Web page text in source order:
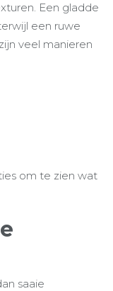
Een gladde
een ruwe
veel manieren
om te zien wat
saaie